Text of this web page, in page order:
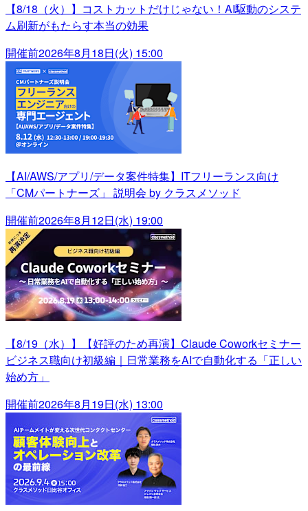
【8/18（火）】コストカットだけじゃない！AI駆動のシステ
ム刷新がもたらす本当の効果
開催前2026年8月18日(火) 15:00
【AI/AWS/アプリ/データ案件特集】ITフリーランス向け
「CMパートナーズ」 説明会 by クラスメソッド
開催前2026年8月12日(水) 19:00
【8/19（水）】【好評のため再演】Claude Coworkセミナー
ビジネス職向け初級編｜日常業務をAIで自動化する「正しい
始め方」
開催前2026年8月19日(水) 13:00